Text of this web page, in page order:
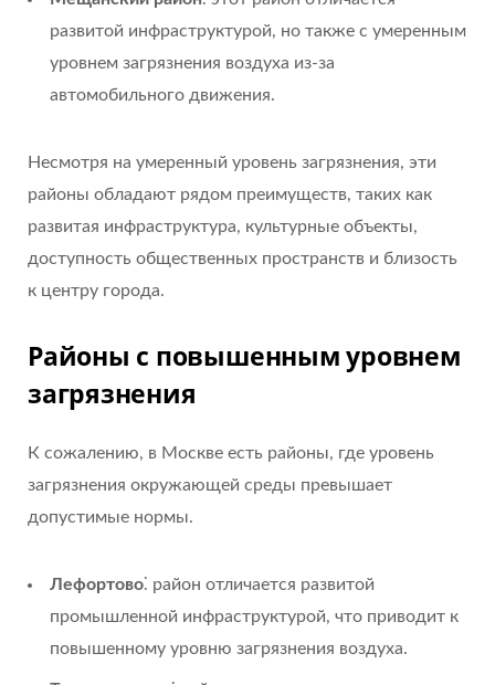
развитой инфраструктурой, но также с умеренным
уровнем загрязнения воздуха из-за
автомобильного движения.
Несмотря на умеренный уровень загрязнения, эти
районы обладают рядом преимуществ, таких как
развитая инфраструктура, культурные объекты,
доступность общественных пространств и близость
к центру города.
Районы с повышенным уровнем
загрязнения
К сожалению, в Москве есть районы, где уровень
загрязнения окружающей среды превышает
допустимые нормы.
Лефортово⁚ район отличается развитой
промышленной инфраструктурой, что приводит к
повышенному уровню загрязнения воздуха.